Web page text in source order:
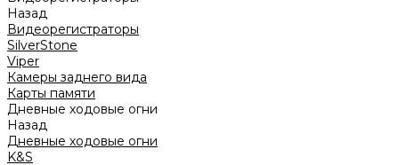
Назад
Видеорегистраторы
SilverStone
Viper
Камеры заднего вида
Карты памяти
Дневные ходовые огни
Назад
Дневные ходовые огни
K&S